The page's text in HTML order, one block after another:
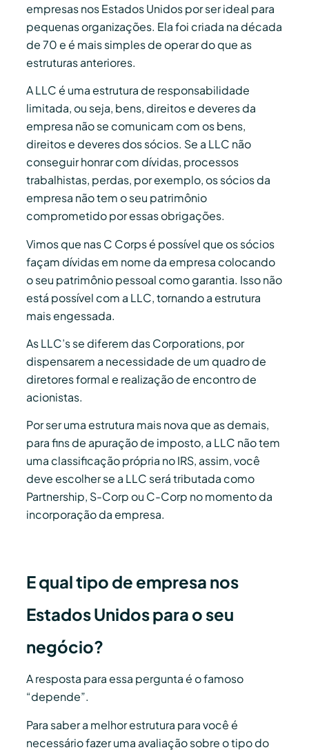
empresas nos Estados Unidos por ser ideal para
pequenas organizações. Ela foi criada na década
de 70 e é mais simples de operar do que as
estruturas anteriores.
A LLC é uma estrutura de responsabilidade
limitada, ou seja, bens, direitos e deveres da
empresa não se comunicam com os bens,
direitos e deveres dos sócios. Se a LLC não
conseguir honrar com dívidas, processos
trabalhistas, perdas, por exemplo, os sócios da
empresa não tem o seu patrimônio
comprometido por essas obrigações.
Vimos que nas C Corps é possível que os sócios
façam dívidas em nome da empresa colocando
o seu patrimônio pessoal como garantia. Isso não
está possível com a LLC, tornando a estrutura
mais engessada.
As LLC’s se diferem das Corporations, por
dispensarem a necessidade de um quadro de
diretores formal e realização de encontro de
acionistas.
Por ser uma estrutura mais nova que as demais,
para fins de apuração de imposto, a LLC não tem
uma classificação própria no IRS, assim, você
deve escolher se a LLC será tributada como
Partnership, S-Corp ou C-Corp no momento da
incorporação da empresa.
E qual tipo de empresa nos
Estados Unidos para o seu
negócio?
A resposta para essa pergunta é o famoso
“depende”.
Para saber a melhor estrutura para você é
necessário fazer uma avaliação sobre o tipo do